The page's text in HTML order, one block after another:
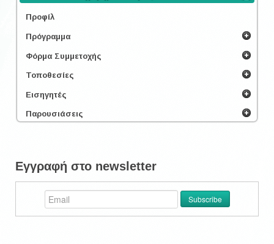
Προφίλ
Πρόγραμμα
Φόρμα Συμμετοχής
Τοποθεσίες
Εισηγητές
Παρουσιάσεις
Εγγραφή στο newsletter